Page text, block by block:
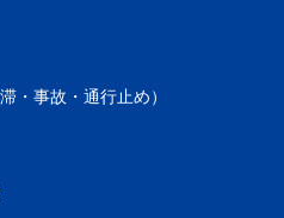
・事故・通行止め）